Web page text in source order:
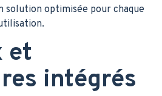
solution optimisée pour chaque
et
intégrés